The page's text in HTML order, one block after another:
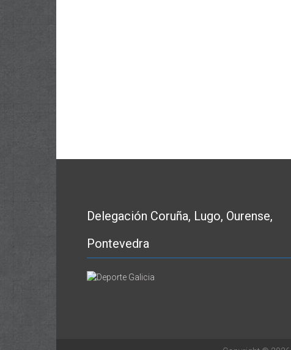
Delegación Coruña, Lugo, Ourense,
Pontevedra